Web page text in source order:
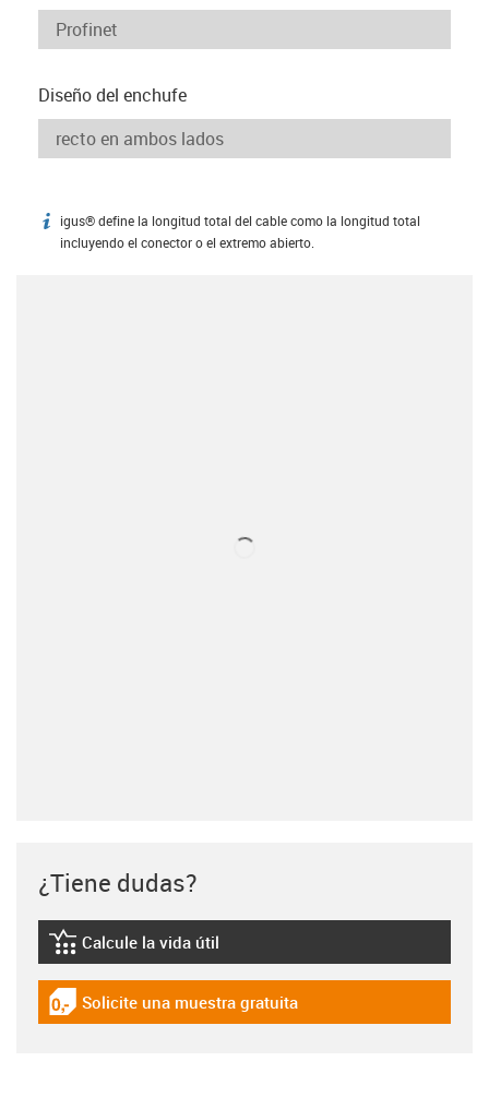
Diseño del enchufe
igus-icon-info
igus® define la longitud total del cable como la longitud total
incluyendo el conector o el extremo abierto.
¿Tiene dudas?
igus-icon-lebensdauerrechner
Calcule la vida útil
igus-icon-gratismuster
Solicite una muestra gratuita